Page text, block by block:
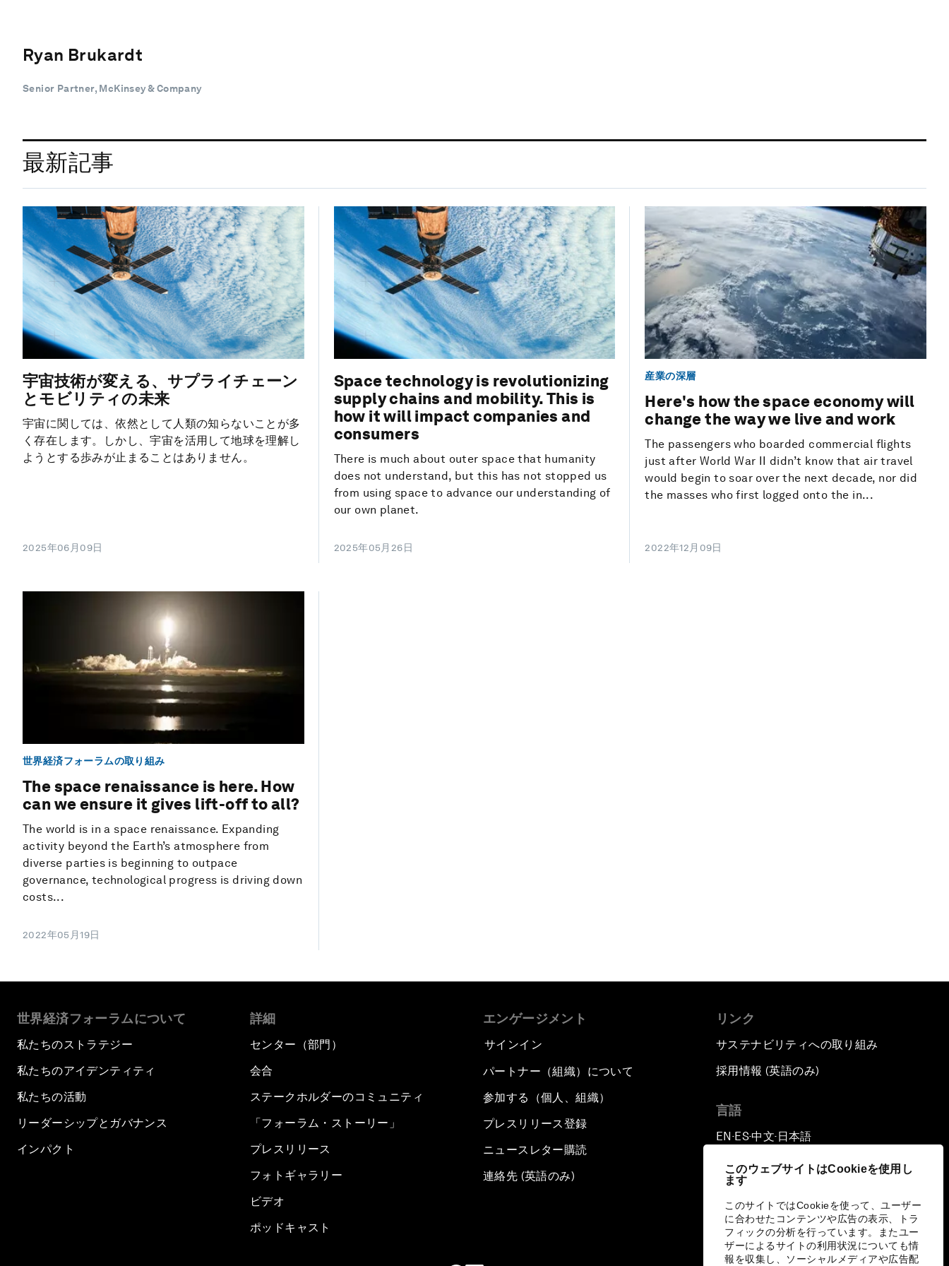
このウェブサイトはCookieを使用し
ます
このサイトではCookieを使って、ユーザー
に合わせたコンテンツや広告の表示、トラ
フィックの分析を行っています。またユー
ザーによるサイトの利用状況についても情
報を収集し、ソーシャルメディアや広告配
Ryan Brukardt
Senior Partner, McKinsey & Company
最新記事
宇宙技術が変える、サプライチェーン
とモビリティの未来
宇宙に関しては、依然として人類の知らないことが多
く存在します。しかし、宇宙を活用して地球を理解し
ようとする歩みが止まることはありません。
2025年06月09日
Space technology is revolutionizing
supply chains and mobility. This is
how it will impact companies and
consumers
There is much about outer space that humanity
does not understand, but this has not stopped us
from using space to advance our understanding of
our own planet.
2025年05月26日
産業の深層
Here's how the space economy will
change the way we live and work
The passengers who boarded commercial flights
just after World War II didn’t know that air travel
would begin to soar over the next decade, nor did
the masses who first logged onto the in...
2022年12月09日
世界経済フォーラムの取り組み
The space renaissance is here. How
can we ensure it gives lift-off to all?
The world is in a space renaissance. Expanding
activity beyond the Earth’s atmosphere from
diverse parties is beginning to outpace
governance, technological progress is driving down
costs...
2022年05月19日
世界経済フォーラムについて
私たちのストラテジー
私たちのアイデンティティ
私たちの活動
リーダーシップとガバナンス
インパクト
詳細
センター（部門）
会合
ステークホルダーのコミュニティ
「フォーラム・ストーリー」
プレスリリース
フォトギャラリー
ビデオ
ポッドキャスト
エンゲージメント
サインイン
パートナー（組織）について
参加する（個人、組織）
プレスリリース登録
ニュースレター購読
連絡先 (英語のみ)
リンク
サステナビリティへの取り組み
採用情報 (英語のみ)
言語
EN ▪ES▪中文▪ 日本語